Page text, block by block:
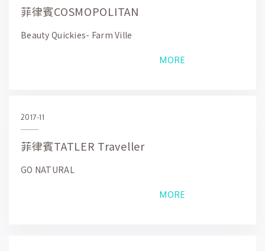
菲律賓COSMOPOLITAN
Beauty Quickies- Farm Ville
MORE
2017-11
菲律賓TATLER Traveller
GO NATURAL
MORE